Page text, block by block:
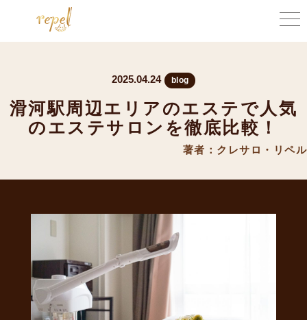
2025.04.24 blog
滑河駅周辺エリアのエステで人気
のエステサロンを徹底比較！
著者：クレサロ・リペル